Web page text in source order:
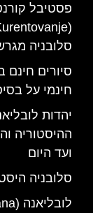
פסטיבל
סלובניה
סיורים חינם
חינמי על
יהדות
ההיסטוריה
ועד היום
סלובניה